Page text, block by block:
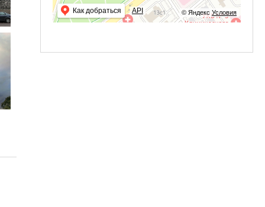
© Яндекс Условия
Как добраться API